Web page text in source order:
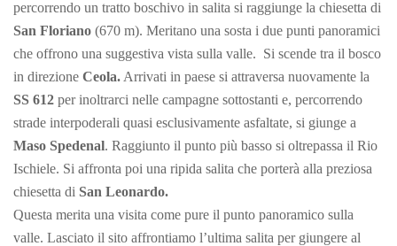
percorrendo un tratto boschivo in salita si raggiunge la chiesetta di
San Floriano (670 m). Meritano una sosta i due punti panoramici
che offrono una suggestiva vista sulla valle. Si scende tra il bosco
in direzione Ceola. Arrivati in paese si attraversa nuovamente la
SS 612 per inoltrarci nelle campagne sottostanti e, percorrendo
strade interpoderali quasi esclusivamente asfaltate, si giunge a
Maso Spedenal. Raggiunto il punto più basso si oltrepassa il Rio
Ischiele. Si affronta poi una ripida salita che porterà alla preziosa
chiesetta di San Leonardo.
Questa merita una visita come pure il punto panoramico sulla
valle. Lasciato il sito affrontiamo l’ultima salita per giungere al